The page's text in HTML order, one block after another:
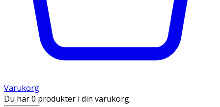
Varukorg
Du har 0 produkter i din varukorg.